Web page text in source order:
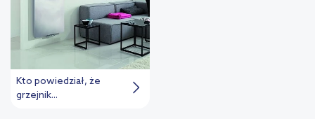
Kto powiedział, że
grzejnik...